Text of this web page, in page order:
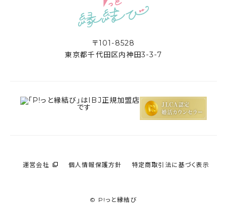
〒101-8528
東京都千代田区内神田3-3-7
運営会社 個人情報保護方針 特定商取引法に基づく表示
© P!っと縁結び